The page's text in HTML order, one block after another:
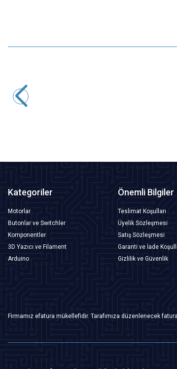
Kategoriler
Motorlar
Butonlar ve Switchler
Komponentler
3D Yazıcı ve Filament
Arduino
Önemli Bilgiler
Teslimat Koşulları
Üyelik Sözleşmesi
Satış Sözleşmesi
Garanti ve İade
Gizlilik ve Güvenlik
Firmamız efatura mükellefidir. Tarafımıza düzenlenecek